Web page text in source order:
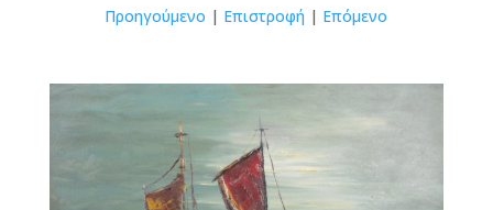
Προηγούμενο | Επιστροφή | Επόμενο